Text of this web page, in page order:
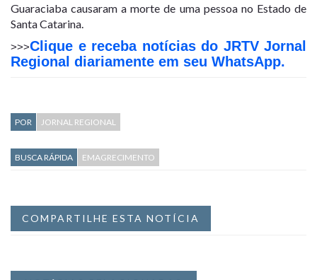
Guaraciaba causaram a morte de uma pessoa no Estado de
Santa Catarina.
>>>Clique e receba notícias do JRTV Jornal
Regional diariamente em seu WhatsApp.
POR JORNAL REGIONAL
BUSCA RÁPIDA EMAGRECIMENTO
COMPARTILHE ESTA NOTÍCIA